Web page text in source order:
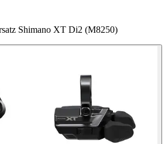
Shimano XT Di2 (M8250)